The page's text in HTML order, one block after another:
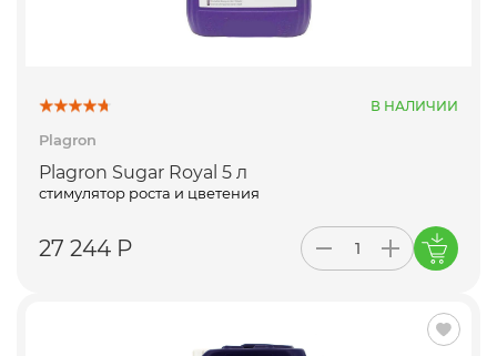
В НАЛИЧИИ
Plagron
Plagron Sugar Royal 5 л
стимулятор роста и цветения
27 244 Р